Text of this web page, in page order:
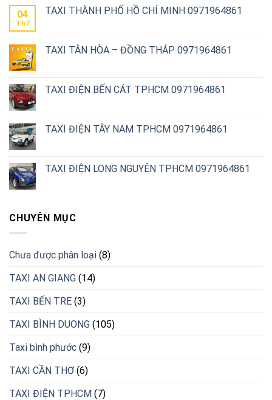
04
Th7
TAXI THÀNH PHỐ HỒ CHÍ MINH 0971964861
TAXI TÂN HÒA – ĐỒNG THÁP 0971964861
TAXI ĐIỆN BẾN CÁT TPHCM 0971964861
TAXI ĐIỆN TÂY NAM TPHCM 0971964861
TAXI ĐIỆN LONG NGUYÊN TPHCM 0971964861
CHUYÊN MỤC
Chưa được phân loại (8)
TAXI AN GIANG (14)
TAXI BẾN TRE (3)
TAXI BÌNH DUONG (105)
Taxi bình phước (9)
TAXI CẦN THƠ(6)
TAXI ĐIỆN TPHCM (7)